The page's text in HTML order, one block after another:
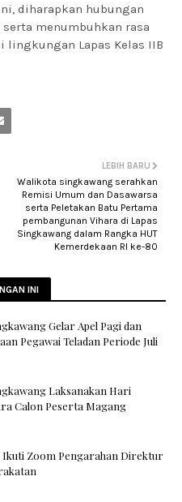
diharapkan hubungan
menumbuhkan rasa
lingkungan Lapas Kelas IIB
LEBIH BARU
Walikota singkawang serahkan
Remisi Umum dan Dasawarsa
serta Peletakan Batu Pertama
pembangunan Vihara di Lapas
Singkawang dalam Rangka HUT
Kemerdekaan RI ke-80
INI
Gelar Apel Pagi dan
Pegawai Teladan Periode Juli
Laksanakan Hari
Calon Peserta Magang
Ikuti Zoom Pengarahan Direktur